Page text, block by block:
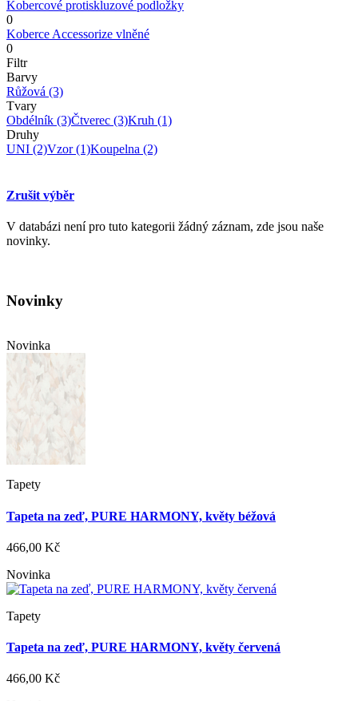
Kobercové protiskluzové podložky
0
Koberce Accessorize vlněné
0
Filtr
Barvy
Růžová (3)
Tvary
Obdélník (3)Čtverec (3)Kruh (1)
Druhy
UNI (2)Vzor(1)Koupelna (2)
Zrušit výběr
V databázi není pro tuto kategorii žádný záznam, zde jsou naše
novinky.
Novinky
Novinka
Tapety
Tapeta na zeď, PURE HARMONY, květy béžová
466,00 Kč
Novinka
Tapety
Tapeta na zeď, PURE HARMONY, květy červená
466,00 Kč